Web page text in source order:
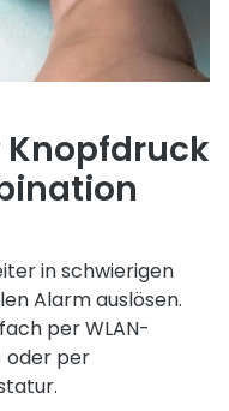
Knopfdruck
in schwierigen
Alarm auslösen.
per WLAN-
oder per